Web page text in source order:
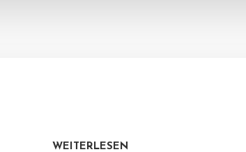
WEITERLESEN